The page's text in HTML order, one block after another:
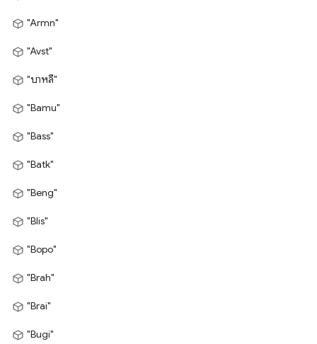
"Armn"
"Avst"
"บาหลี"
"Bamu"
"Bass"
"Batk"
"Beng"
"Blis"
"Bopo"
"Brah"
"Brai"
"Bugi"